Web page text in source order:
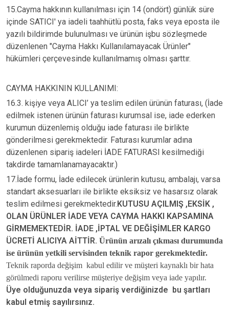
15.Cayma hakkının kullanılması için 14 (ondört) günlük süre
içinde SATICI' ya iadeli taahhütlü posta, faks veya eposta ile
yazılı bildirimde bulunulması ve ürünün işbu sözleşmede
düzenlenen "Cayma Hakkı Kullanılamayacak Ürünler"
hükümleri çerçevesinde kullanılmamış olması şarttır.
CAYMA HAKKININ KULLANIMI:
16.3. kişiye veya ALICI’ ya teslim edilen ürünün faturası, (İade
edilmek istenen ürünün faturası kurumsal ise, iade ederken
kurumun düzenlemiş olduğu iade faturası ile birlikte
gönderilmesi gerekmektedir. Faturası kurumlar adına
düzenlenen sipariş iadeleri İADE FATURASI kesilmediği
takdirde tamamlanamayacaktır.)
17.İade formu, İade edilecek ürünlerin kutusu, ambalajı, varsa
standart aksesuarları ile birlikte eksiksiz ve hasarsız olarak
teslim edilmesi gerekmektedir.KUTUSU AÇILMIŞ ,EKSİK ,
OLAN ÜRÜNLER İADE VEYA CAYMA HAKKI KAPSAMINA
GİRMEMEKTEDİR. İADE ,İPTAL VE DEĞİŞİMLER KARGO
ÜCRETİ ALICIYA AİTTİR. Ürünün arızalı çıkması durumunda
ise ürünün yetkili servisinden teknik rapor gerekmektedir.
Teknik raporda değişim kabul edilir ve müşteri kaynaklı bir hata
görülmedi raporu verilirse müşteriye değişim veya iade yapılır.
Üye olduğunuzda veya sipariş verdiğinizde bu şartları
kabul etmiş sayılırsınız.